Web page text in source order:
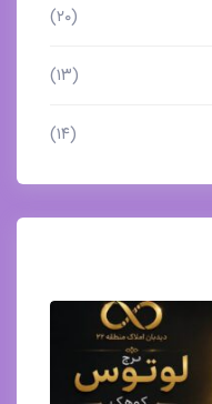
(۲۰)
(۱۳)
(۱۴)